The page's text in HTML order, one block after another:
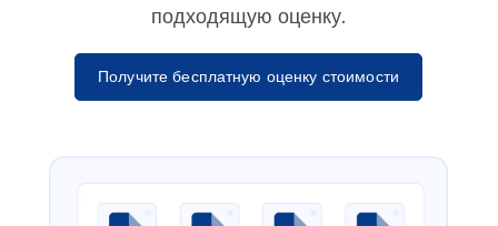
подходящую оценку.
Получите бесплатную оценку стоимости